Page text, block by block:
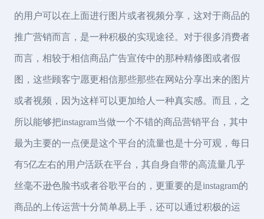
的用户可以在上面进行图片或者视频分享，这对于商品的
推广营销而言，是一种积极的实现途径。对于很多消费者
而言，相较于相信商品广告宣传中的那种精修图或者假
图，这些顾客宁愿更相信那些那些在网站分享出来的图片
或者视频，因为这样可以更加给人一种真实感。而且，之
所以能够把instagram当做一个不错的商品营销平台，其中
最为主要的一点便是这个平台的流量也是十分可观，每日
有5亿左右的用户活跃在平台，其自身自带的高流量几乎
丝毫不逊色脸书或者谷歌平台的，更重要的是instagram的
商品的上传运营十分简单易上手，还可以通过积极的运